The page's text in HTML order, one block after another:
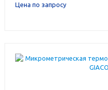
Цена по запросу